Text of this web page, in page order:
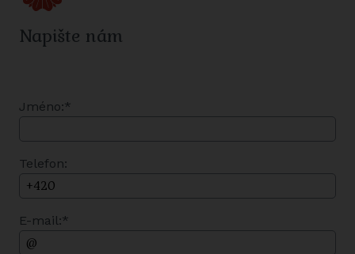
Napište nám
Jméno:*
Telefon:
E-mail:*